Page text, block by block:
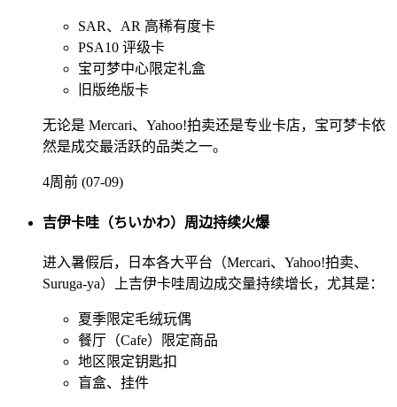
SAR、AR 高稀有度卡
PSA10 评级卡
宝可梦中心限定礼盒
旧版绝版卡
无论是 Mercari、Yahoo!拍卖还是专业卡店，宝可梦卡依
然是成交最活跃的品类之一。
4周前 (07-09)
吉伊卡哇（ちいかわ）周边持续火爆
进入暑假后，日本各大平台（Mercari、Yahoo!拍卖、
Suruga-ya）上吉伊卡哇周边成交量持续增长，尤其是：
夏季限定毛绒玩偶
餐厅（Cafe）限定商品
地区限定钥匙扣
盲盒、挂件